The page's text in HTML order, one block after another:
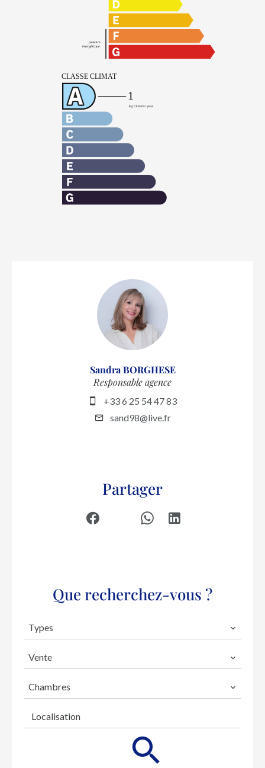
Sandra BORGHESE
Responsable agence
+33 6 25 54 47 83
sand98@live.fr
Partager
Que recherchez-vous ?
Types
Vente
Chambres
Localisation